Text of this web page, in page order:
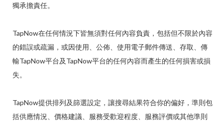
獨承擔責任。
TapNow在任何情況下皆無須對任何內容負責，包括但不限於內容
的錯誤或疏漏，或因使用、公佈、使用電子郵件傳送、存取、傳
輸TapNow平台及TapNow平台的任何內容而產生的任何損害或損
失。
TapNow提供排列及篩選設定，讓搜尋結果符合你的偏好，準則包
括供應情況、價格建議、服務受歡迎程度、服務評價或其他準則